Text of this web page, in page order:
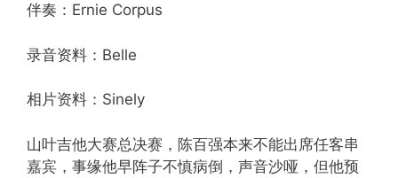
伴奏：Ernie Corpus
录音资料：Belle
相片资料：Sinely
山叶吉他大赛总决赛，陈百强本来不能出席任客串
嘉宾，事缘他早阵子不慎病倒，声音沙哑，但他预